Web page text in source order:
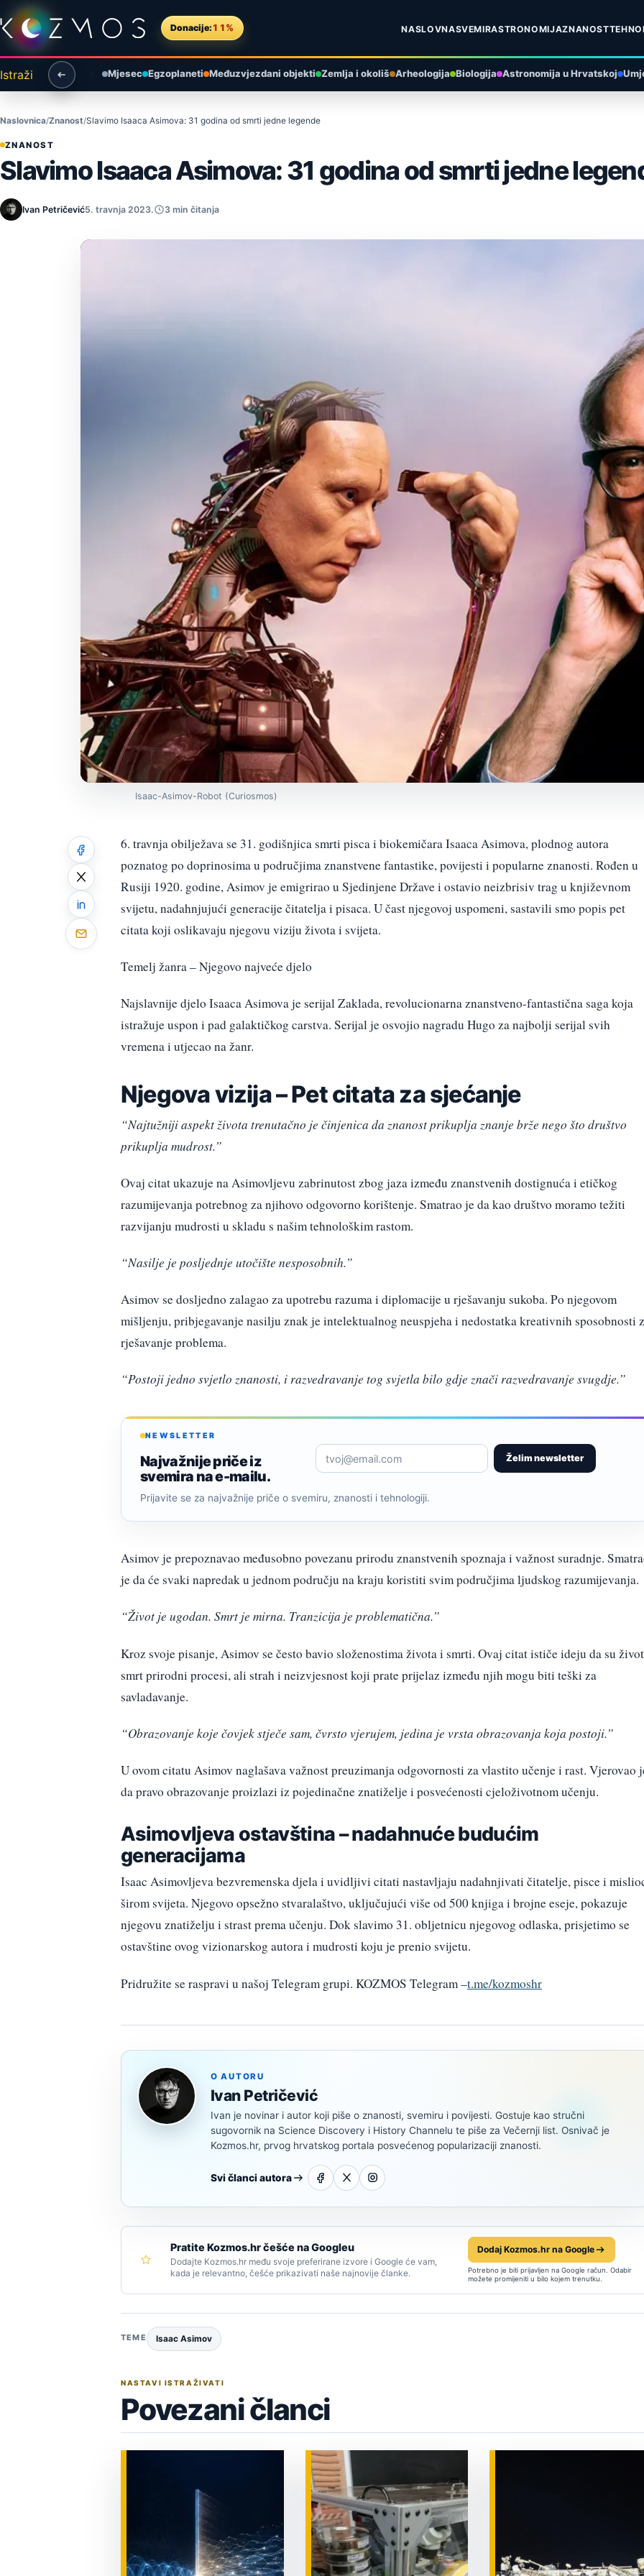
Preskoči na sadržaj
Donacije: 11% NASLOVNASVEMIRASTRONOMIJAZNANOST
Istraži Mjesec Egzoplaneti Međuzvjezdani objekti Zemlja i okoliš Arheologija Biologija Astronomija u Hrvatskoj
Naslovnica Znanost Slavimo Isaaca Asimova: 31 godina od smrti jedne legende
ZNANOST
Slavimo Isaaca Asimova: 31 godina od smrti jedne
Ivan Petričević5. travnja 2023. 3 min čitanja
Isaac-Asimov-Robot (Curiosmos)
6. travnja obilježava se 31. godišnjica smrti pisca i biokemičara Isaaca Asimova, plodnog autora
poznatog po doprinosima u područjima znanstvene fantastike, povijesti i popularne znanosti. Rođen u
Rusiji 1920. godine, Asimov je emigrirao u Sjedinjene Države i ostavio neizbrisiv trag u književnom
svijetu, nadahnjujući generacije čitatelja i pisaca. U čast njegovoj uspomeni, sastavili smo popis pet
citata koji oslikavaju njegovu viziju života i svijeta.
Temelj žanra – Njegovo najveće djelo
Najslavnije djelo Isaaca Asimova je serijal Zaklada, revolucionarna znanstveno-fantastična saga koja
istražuje uspon i pad galaktičkog carstva. Serijal je osvojio nagradu Hugo za najbolji serijal svih
vremena i utjecao na žanr.
Njegova vizija – Pet citata za sjećanje
“Najtužniji aspekt života trenutačno je činjenica da znanost prikuplja znanje brže nego što društvo
prikuplja mudrost.”
Ovaj citat ukazuje na Asimovljevu zabrinutost zbog jaza između znanstvenih dostignuća i etičkog
razumijevanja potrebnog za njihovo odgovorno korištenje. Smatrao je da kao društvo moramo težiti
razvijanju mudrosti u skladu s našim tehnološkim rastom.
“Nasilje je posljednje utočište nesposobnih.”
Asimov se dosljedno zalagao za upotrebu razuma i diplomacije u rješavanju sukoba. Po njegovom
mišljenju, pribjegavanje nasilju znak je intelektualnog neuspjeha i nedostatka kreativnih sposobnosti
rješavanje problema.
“Postoji jedno svjetlo znanosti, i razvedravanje tog svjetla bilo gdje znači razvedravanje svugdje.”
NEWSLETTER
Najvažnije priče iz
svemira na e-mailu.
Želim newsletter
Prijavite se za najvažnije priče o svemiru, znanosti i tehnologiji.
Asimov je prepoznavao međusobno povezanu prirodu znanstvenih spoznaja i važnost suradnje.
je da će svaki napredak u jednom području na kraju koristiti svim područjima ljudskog razumijevanja.
“Život je ugodan. Smrt je mirna. Tranzicija je problematična.”
Kroz svoje pisanje, Asimov se često bavio složenostima života i smrti. Ovaj citat ističe ideju da su
smrt prirodni procesi, ali strah i neizvjesnost koji prate prijelaz između njih mogu biti teški za
savladavanje.
“Obrazovanje koje čovjek stječe sam, čvrsto vjerujem, jedina je vrsta obrazovanja koja postoji.”
U ovom citatu Asimov naglašava važnost preuzimanja odgovornosti za vlastito učenje i rast. Vjerovao
da pravo obrazovanje proizlazi iz pojedinačne znatiželje i posvećenosti cjeloživotnom učenju.
Asimovljeva ostavština – nadahnuće budućim
generacijama
Isaac Asimovljeva bezvremenska djela i uvidljivi citati nastavljaju nadahnjivati čitatelje, pisce i
širom svijeta. Njegovo opsežno stvaralaštvo, uključujući više od 500 knjiga i brojne eseje, pokazuje
njegovu znatiželju i strast prema učenju. Dok slavimo 31. obljetnicu njegovog odlaska, prisjetimo se
ostavštine ovog vizionarskog autora i mudrosti koju je prenio svijetu.
Pridružite se raspravi u našoj Telegram grupi. KOZMOS Telegram –t.me/kozmoshr
O AUTORU
Ivan Petričević
Ivan je novinar i autor koji piše o znanosti, svemiru i povijesti. Gostuje kao stručni
sugovornik na Science Discovery i History Channelu te piše za Večernji list. Osnivač je
Kozmos.hr, prvog hrvatskog portala posvećenog popularizaciji znanosti.
Svi članci autora
Pratite Kozmos.hr češće na Googleu
Dodajte Kozmos.hr među svoje preferirane izvore i Google će vam,
kada je relevantno, češće prikazivati naše najnovije članke.
Dodaj Kozmos.hr na Google
Potrebno je biti prijavljen na Google račun. Odabir
možete promijeniti u bilo kojem trenutku.
TEME Isaac Asimov
NASTAVI ISTRAŽIVATI
Povezani članci